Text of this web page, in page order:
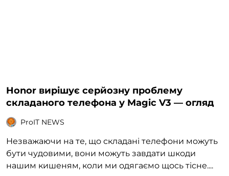
Honor вирішує серйозну проблему
складаного телефона у Magic V3 — огляд
ProIT NEWS
Незважаючи на те, що складані телефони можуть
бути чудовими, вони можуть завдати шкоди
нашим кишеням, коли ми одягаємо щось тісне....